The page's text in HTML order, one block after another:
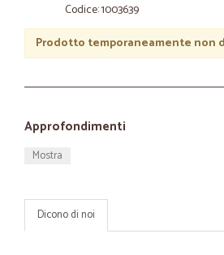
Codice: 1003639
Prodotto temporaneamente non
Approfondimenti
Mostra
Dicono di noi